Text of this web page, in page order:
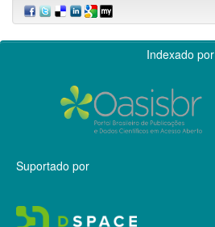
Indexado por
Suportado por